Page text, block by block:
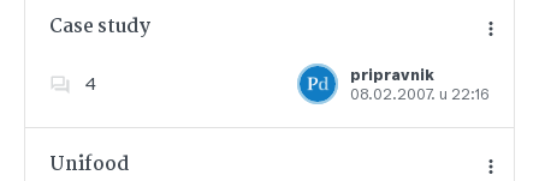
Case study
4
pripravnik
08.02.2007. u 22:16
Dodajte u favorite
Unifood